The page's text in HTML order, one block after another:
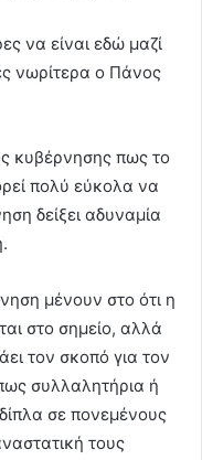
να είναι εδώ μαζί
νωρίτερα ο Πάνος
κυβέρνησης πως το
πολύ εύκολα να
δείξει αδυναμία
μένουν στο ότι η
στο σημείο, αλλά
τον σκοπό για τον
συλλαλητήρια ή
σε πονεμένους
τους